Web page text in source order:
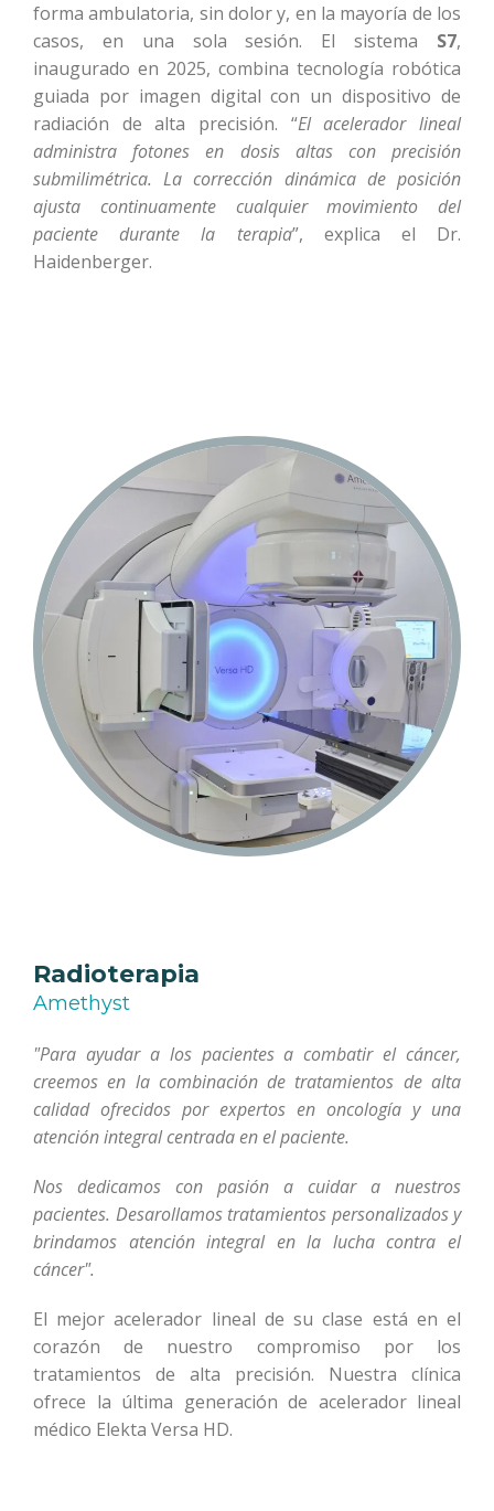
forma ambulatoria, sin dolor y, en la mayoría de los
casos, en una sola sesión. El sistema S7,
inaugurado en 2025, combina tecnología robótica
guiada por imagen digital con un dispositivo de
radiación de alta precisión. “El acelerador lineal
administra fotones en dosis altas con precisión
submilimétrica. La corrección dinámica de posición
ajusta continuamente cualquier movimiento del
paciente durante la terapia”, explica el Dr.
Haidenberger.
Radioterapia
Amethyst
"Para ayudar a los pacientes a combatir el cáncer,
creemos en la combinación de tratamientos de alta
calidad ofrecidos por expertos en oncología y una
atención integral centrada en el paciente.
Nos dedicamos con pasión a cuidar a nuestros
pacientes. Desarollamos tratamientos personalizados y
brindamos atención integral en la lucha contra el
cáncer".
El mejor acelerador lineal de su clase está en el
corazón de nuestro compromiso por los
tratamientos de alta precisión. Nuestra clínica
ofrece la última generación de acelerador lineal
médico Elekta Versa HD.